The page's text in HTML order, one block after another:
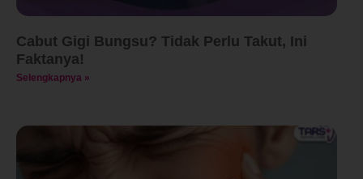
Cabut Gigi Bungsu? Tidak Perlu Takut, Ini
Faktanya!
Selengkapnya »